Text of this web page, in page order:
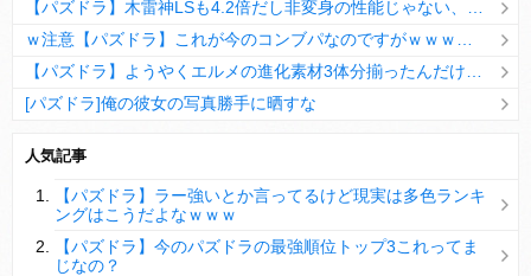
[パズドラ]俺の彼女の写真勝手に晒すな
【パズドラ】陣とか覚醒大小の方がええやろか？
ＤｅＮＡ山崎憲晴 左膝靭帯の手術を無事に終了
人気記事
【パズドラ】ラー強いとか言ってるけど現実は多色ランキ
ングはこうだよなｗｗｗ
【パズドラ】今のパズドラの最強順位トップ3これってま
じなの？